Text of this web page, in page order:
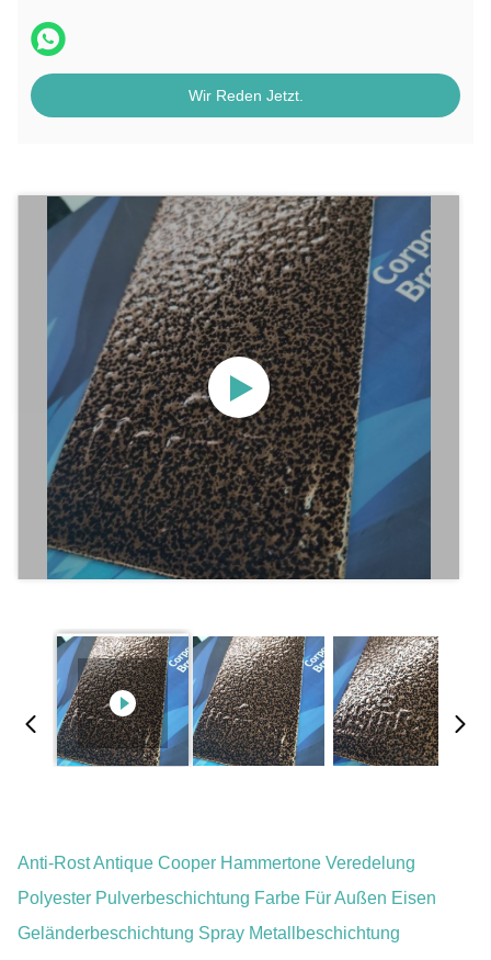
Wir Reden Jetzt.
Anti-Rost Antique Cooper Hammertone Veredelung
Polyester Pulverbeschichtung Farbe Für Außen Eisen
Geländerbeschichtung Spray Metallbeschichtung